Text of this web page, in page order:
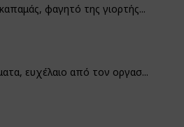
φαγητό της γιορτής...
ευχέλαιο από τον οργασ...